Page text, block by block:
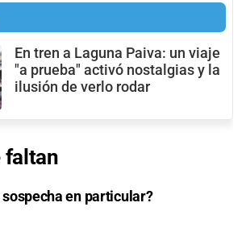
En tren a Laguna Paiva: un viaje
"a prueba" activó nostalgias y la
ilusión de verlo rodar
faltan
en particular?